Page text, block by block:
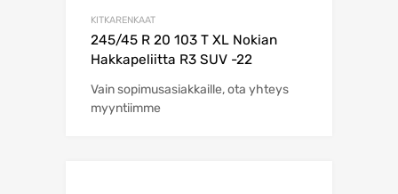
KITKARENKAAT
245/45 R 20 103 T XL Nokian
Hakkapeliitta R3 SUV -22
Vain sopimusasiakkaille, ota yhteys
myyntiimme